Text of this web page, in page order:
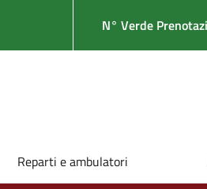
N° Verde
Reparti e ambulatori